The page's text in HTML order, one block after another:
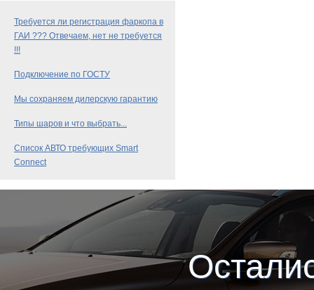
Требуется ли регистрация фаркопа в
ГАИ ??? Отвечаем, нет не требуется
!!!
Подключение по ГОСТУ
Мы сохраняем дилерскую гарантию
Типы шаров и что выбрать...
Список АВТО требующих Smart
Connect